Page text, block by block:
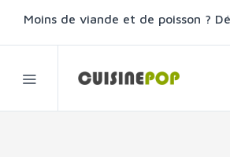
Moins de viande et de poisson ?